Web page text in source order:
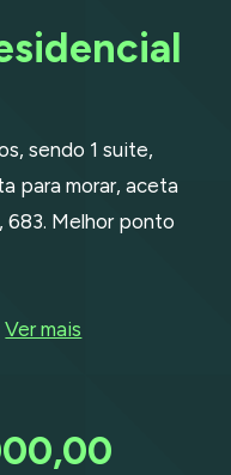
sendo 1 suite,
para morar, aceta
683. Melhor ponto
Ver mais